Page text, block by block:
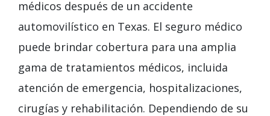
médicos después de un accidente
automovilístico en Texas. El seguro médico
puede brindar cobertura para una amplia
gama de tratamientos médicos, incluida
atención de emergencia, hospitalizaciones,
cirugías y rehabilitación. Dependiendo de su